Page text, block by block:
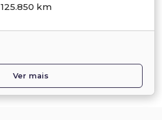
125.850 km
Ver mais